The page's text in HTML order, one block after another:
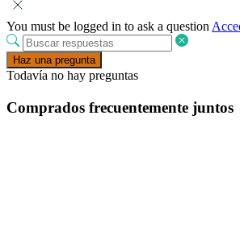
You must be logged in to ask a question
Haz una pregunta
Todavía no hay preguntas
Comprados frecuentemente juntos